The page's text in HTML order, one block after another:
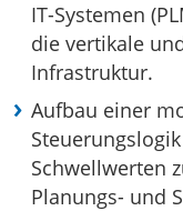
IT-Systemen
die vertikale
Infrastruktur.
Aufbau einer
Schwellwerten
Planungs- und